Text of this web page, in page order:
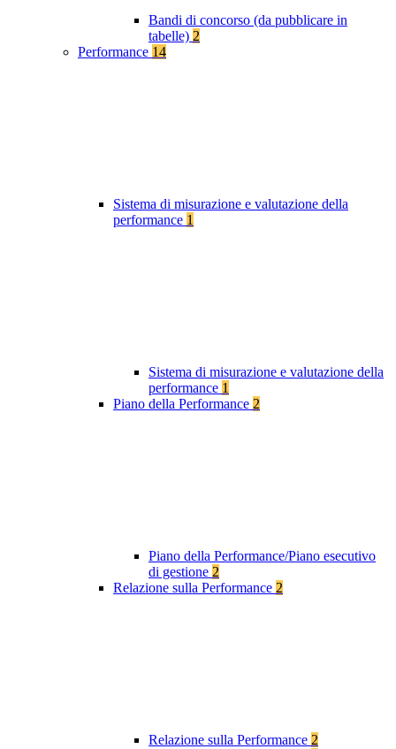
Bandi di concorso (da pubblicare in
tabelle) 2
Performance 14
Sistema di misurazione e valutazione della
performance 1
Sistema di misurazione e valutazione della
performance 1
Piano della Performance 2
Piano della Performance/Piano esecutivo
di gestione 2
Relazione sulla Performance 2
Relazione sulla Performance 2